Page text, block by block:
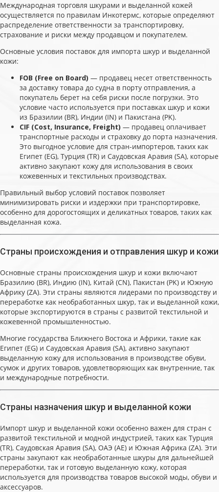
Международная торговля шкурами и выделанной кожей
осуществляется по правилам Инкотермс, которые определяют
распределение ответственности за транспортировку,
страхование и риски между продавцом и покупателем.
Основные условия поставок для импорта шкур и выделанной
кожи:
FOB (Free on Board) — продавец несет ответственность
за доставку товара до судна в порту отправления, а
покупатель берет на себя риски после погрузки. Это
условие часто используется при поставках шкур и кожи
из Бразилии (BR), Индии (IN) и Пакистана (PK).
CIF (Cost, Insurance, Freight) — продавец оплачивает
транспортные расходы и страховку до порта назначения.
Это выгодное условие для стран-импортеров, таких как
Египет (EG), Турция (TR) и Саудовская Аравия (SA), которые
активно закупают кожу для использования в своих
кожевенных и текстильных производствах.
Правильный выбор условий поставок позволяет
минимизировать риски и издержки при транспортировке,
особенно для дорогостоящих и деликатных товаров, таких как
выделанная кожа.
Страны происхождения и отправления шкур и кожи
Основные страны происхождения шкур и кожи включают
Бразилию (BR), Индию (IN), Китай (CN), Пакистан (PK) и Южную
Африку (ZA). Эти страны являются лидерами по производству и
переработке как необработанных шкур, так и выделанной кожи,
которые экспортируются в страны с развитой текстильной и
кожевенной промышленностью.
Многие государства Ближнего Востока и Африки, такие как
Египет (EG) и Саудовская Аравия (SA), активно закупают
выделанную кожу для использования в производстве обуви,
сумок и других товаров, удовлетворяющих как внутренние, так
и международные потребности.
Страны назначения шкур и выделанной кожи
Импорт шкур и выделанной кожи особенно важен для стран с
развитой текстильной и модной индустрией, таких как Турция
(TR), Саудовская Аравия (SA), ОАЭ (AE) и Южная Африка (ZA). Эти
страны закупают как необработанные шкуры для дальнейшей
переработки, так и готовую выделанную кожу, которая
используется для производства товаров высокой моды, обуви и
аксессуаров.